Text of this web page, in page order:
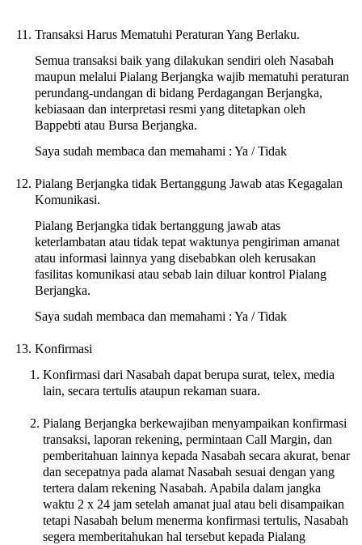
Transaksi Harus Mematuhi Peraturan Yang Berlaku.
Semua transaksi baik yang dilakukan sendiri oleh Nasabah
maupun melalui Pialang Berjangka wajib mematuhi peraturan
perundang-undangan di bidang Perdagangan Berjangka,
kebiasaan dan interpretasi resmi yang ditetapkan oleh
Bappebti atau Bursa Berjangka.
Saya sudah membaca dan memahami : Ya / Tidak
Pialang Berjangka tidak Bertanggung Jawab atas Kegagalan
Komunikasi.
Pialang Berjangka tidak bertanggung jawab atas
keterlambatan atau tidak tepat waktunya pengiriman amanat
atau informasi lainnya yang disebabkan oleh kerusakan
fasilitas komunikasi atau sebab lain diluar kontrol Pialang
Berjangka.
Saya sudah membaca dan memahami : Ya / Tidak
Konfirmasi
Konfirmasi dari Nasabah dapat berupa surat, telex, media
lain, secara tertulis ataupun rekaman suara.
Pialang Berjangka berkewajiban menyampaikan konfirmasi
transaksi, laporan rekening, permintaan Call Margin, dan
pemberitahuan lainnya kepada Nasabah secara akurat, benar
dan secepatnya pada alamat Nasabah sesuai dengan yang
tertera dalam rekening Nasabah. Apabila dalam jangka
waktu 2 x 24 jam setelah amanat jual atau beli disampaikan
tetapi Nasabah belum menerma konfirmasi tertulis, Nasabah
segera memberitahukan hal tersebut kepada Pialang